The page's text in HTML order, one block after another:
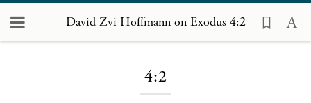
David Zvi Hoffmann on Exodus 4:2
4:2